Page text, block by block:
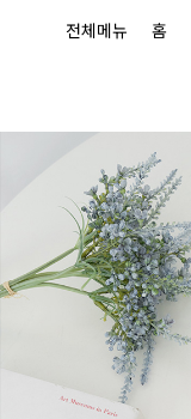
전체메뉴 홈